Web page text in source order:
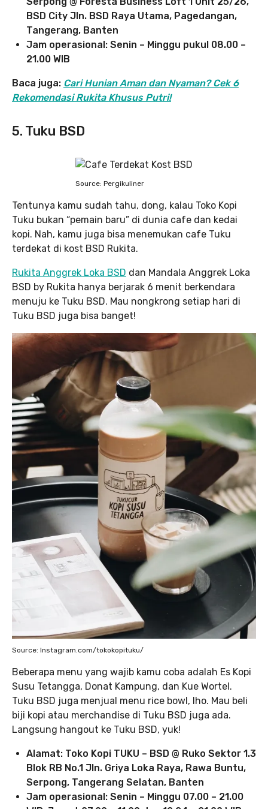
BSD City Jln. BSD Raya Utama, Pagedangan,
Tangerang, Banten
Jam operasional: Senin – Minggu pukul 08.00 –
21.00 WIB
Baca juga: Cari Hunian Aman dan Nyaman? Cek 6
Rekomendasi Rukita Khusus Putri!
5. Tuku BSD
Source: Pergikuliner
Tentunya kamu sudah tahu, dong, kalau Toko Kopi
Tuku bukan “pemain baru” di dunia cafe dan kedai
kopi. Nah, kamu juga bisa menemukan cafe Tuku
terdekat di kost BSD Rukita.
Rukita Anggrek Loka BSD dan Mandala Anggrek Loka
BSD by Rukita hanya berjarak 6 menit berkendara
menuju ke Tuku BSD. Mau nongkrong setiap hari di
Tuku BSD juga bisa banget!
Source: Instagram.com/tokokopituku/
Beberapa menu yang wajib kamu coba adalah Es Kopi
Susu Tetangga, Donat Kampung, dan Kue Wortel.
Tuku BSD juga menjual menu rice bowl, lho. Mau beli
biji kopi atau merchandise di Tuku BSD juga ada.
Langsung hangout ke Tuku BSD, yuk!
Alamat: Toko Kopi TUKU – BSD @ Ruko Sektor 1.3
Blok RB No.1 Jln. Griya Loka Raya, Rawa Buntu,
Serpong, Tangerang Selatan, Banten
Jam operasional: Senin – Minggu 07.00 – 21.00